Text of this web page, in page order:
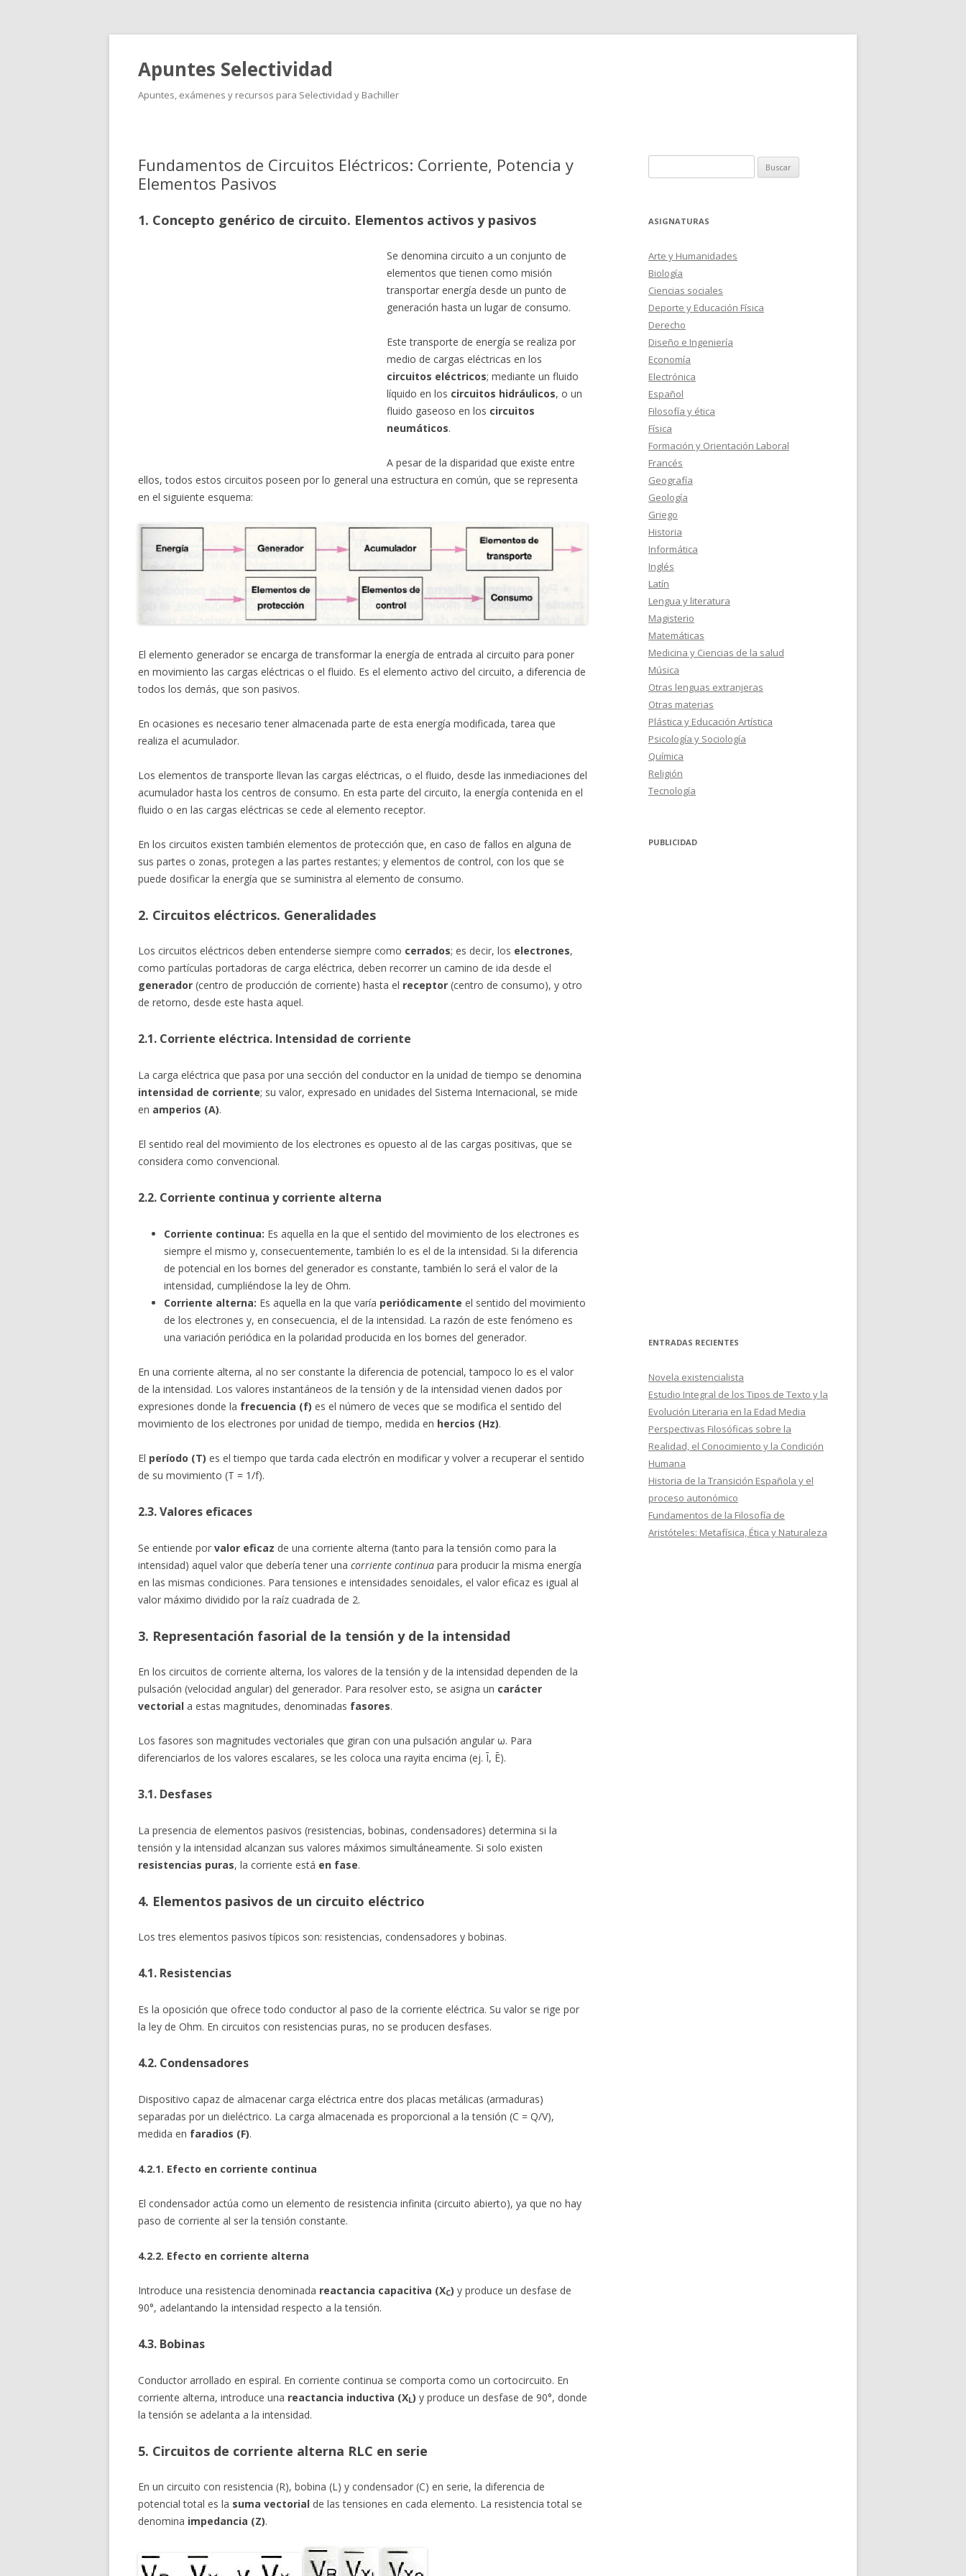
Apuntes Selectividad
Apuntes, exámenes y recursos para Selectividad y Bachiller
Fundamentos de Circuitos Eléctricos: Corriente, Potencia y
Elementos Pasivos
1. Concepto genérico de circuito. Elementos activos y pasivos
Se denomina circuito a un conjunto de
elementos que tienen como misión
transportar energía desde un punto de
generación hasta un lugar de consumo.
Este transporte de energía se realiza por
medio de cargas eléctricas en los
circuitos eléctricos; mediante un fluido
líquido en los circuitos hidráulicos, o un
fluido gaseoso en los circuitos
neumáticos.
A pesar de la disparidad que existe entre
ellos, todos estos circuitos poseen por lo general una estructura en común, que se representa
en el siguiente esquema:
El elemento generador se encarga de transformar la energía de entrada al circuito para poner
en movimiento las cargas eléctricas o el fluido. Es el elemento activo del circuito, a diferencia de
todos los demás, que son pasivos.
En ocasiones es necesario tener almacenada parte de esta energía modificada, tarea que
realiza el acumulador.
Los elementos de transporte llevan las cargas eléctricas, o el fluido, desde las inmediaciones del
acumulador hasta los centros de consumo. En esta parte del circuito, la energía contenida en el
fluido o en las cargas eléctricas se cede al elemento receptor.
En los circuitos existen también elementos de protección que, en caso de fallos en alguna de
sus partes o zonas, protegen a las partes restantes; y elementos de control, con los que se
puede dosificar la energía que se suministra al elemento de consumo.
2. Circuitos eléctricos. Generalidades
Los circuitos eléctricos deben entenderse siempre como cerrados; es decir, los electrones,
como partículas portadoras de carga eléctrica, deben recorrer un camino de ida desde el
generador (centro de producción de corriente) hasta el receptor (centro de consumo), y otro
de retorno, desde este hasta aquel.
2.1. Corriente eléctrica. Intensidad de corriente
La carga eléctrica que pasa por una sección del conductor en la unidad de tiempo se denomina
intensidad de corriente; su valor, expresado en unidades del Sistema Internacional, se mide
en amperios (A).
El sentido real del movimiento de los electrones es opuesto al de las cargas positivas, que se
considera como convencional.
2.2. Corriente continua y corriente alterna
Corriente continua: Es aquella en la que el sentido del movimiento de los electrones es
siempre el mismo y, consecuentemente, también lo es el de la intensidad. Si la diferencia
de potencial en los bornes del generador es constante, también lo será el valor de la
intensidad, cumpliéndose la ley de Ohm.
Corriente alterna: Es aquella en la que varía periódicamente el sentido del movimiento
de los electrones y, en consecuencia, el de la intensidad. La razón de este fenómeno es
una variación periódica en la polaridad producida en los bornes del generador.
En una corriente alterna, al no ser constante la diferencia de potencial, tampoco lo es el valor
de la intensidad. Los valores instantáneos de la tensión y de la intensidad vienen dados por
expresiones donde la frecuencia (f) es el número de veces que se modifica el sentido del
movimiento de los electrones por unidad de tiempo, medida en hercios (Hz).
El período (T) es el tiempo que tarda cada electrón en modificar y volver a recuperar el sentido
de su movimiento (T = 1/f).
2.3. Valores eficaces
Se entiende por valor eficaz de una corriente alterna (tanto para la tensión como para la
intensidad) aquel valor que debería tener una corriente continua para producir la misma energía
en las mismas condiciones. Para tensiones e intensidades senoidales, el valor eficaz es igual al
valor máximo dividido por la raíz cuadrada de 2.
3. Representación fasorial de la tensión y de la intensidad
En los circuitos de corriente alterna, los valores de la tensión y de la intensidad dependen de la
pulsación (velocidad angular) del generador. Para resolver esto, se asigna un carácter
vectorial a estas magnitudes, denominadas fasores.
Los fasores son magnitudes vectoriales que giran con una pulsación angular ω. Para
diferenciarlos de los valores escalares, se les coloca una rayita encima (ej. Ī, Ē).
3.1. Desfases
La presencia de elementos pasivos (resistencias, bobinas, condensadores) determina si la
tensión y la intensidad alcanzan sus valores máximos simultáneamente. Si solo existen
resistencias puras, la corriente está en fase.
4. Elementos pasivos de un circuito eléctrico
Los tres elementos pasivos típicos son: resistencias, condensadores y bobinas.
4.1. Resistencias
Es la oposición que ofrece todo conductor al paso de la corriente eléctrica. Su valor se rige por
la ley de Ohm. En circuitos con resistencias puras, no se producen desfases.
4.2. Condensadores
Dispositivo capaz de almacenar carga eléctrica entre dos placas metálicas (armaduras)
separadas por un dieléctrico. La carga almacenada es proporcional a la tensión (C = Q/V),
medida en faradios (F).
4.2.1. Efecto en corriente continua
El condensador actúa como un elemento de resistencia infinita (circuito abierto), ya que no hay
paso de corriente al ser la tensión constante.
4.2.2. Efecto en corriente alterna
Introduce una resistencia denominada reactancia capacitiva (XC) y produce un desfase de
90°, adelantando la intensidad respecto a la tensión.
4.3. Bobinas
Conductor arrollado en espiral. En corriente continua se comporta como un cortocircuito. En
corriente alterna, introduce una reactancia inductiva (XL) y produce un desfase de 90°, donde
la tensión se adelanta a la intensidad.
5. Circuitos de corriente alterna RLC en serie
En un circuito con resistencia (R), bobina (L) y condensador (C) en serie, la diferencia de
potencial total es la suma vectorial de las tensiones en cada elemento. La resistencia total se
denomina impedancia (Z).
ASIGNATURAS
Arte y Humanidades
Biología
Ciencias sociales
Deporte y Educación Física
Derecho
Diseño e Ingeniería
Economía
Electrónica
Español
Filosofía y ética
Física
Formación y Orientación Laboral
Francés
Geografía
Geología
Griego
Historia
Informática
Inglés
Latín
Lengua y literatura
Magisterio
Matemáticas
Medicina y Ciencias de la salud
Música
Otras lenguas extranjeras
Otras materias
Plástica y Educación Artística
Psicología y Sociología
Química
Religión
Tecnología
PUBLICIDAD
ENTRADAS RECIENTES
Novela existencialista
Estudio Integral de los Tipos de Texto y la
Evolución Literaria en la Edad Media
Perspectivas Filosóficas sobre la
Realidad, el Conocimiento y la Condición
Humana
Historia de la Transición Española y el
proceso autonómico
Fundamentos de la Filosofía de
Aristóteles: Metafísica, Ética y Naturaleza